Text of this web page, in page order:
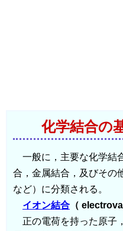
化学結合の
一般に，主要な化学結
合，金属結合，及びその
など）に分類される。
イオン結合 （
正の電荷を持った原子